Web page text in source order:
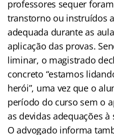
professores sequer
transtorno ou instruídos
adequada durante as
aplicação das provas.
liminar, o magistrado
concreto “estamos
herói”, uma vez que o
período do curso sem o
as devidas adequações à
O advogado informa